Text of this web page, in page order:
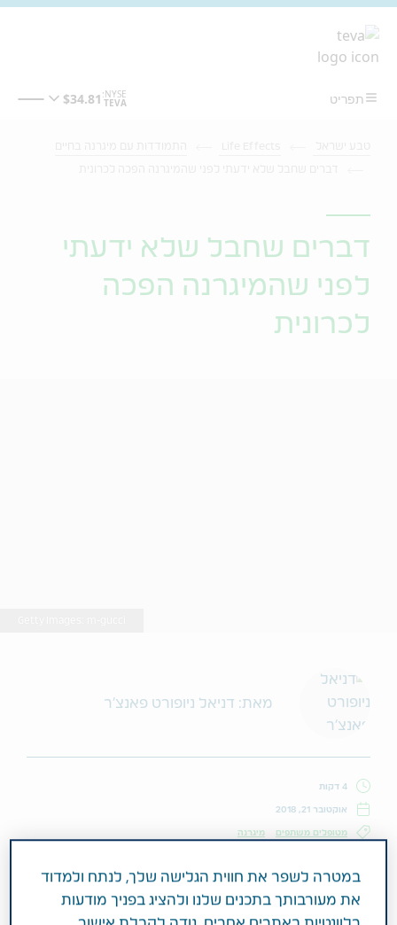
דברים שחבל שלא ידעתי
לפני שהמיגרנה הפכה
לכרונית
מאת: דניאל ניופורט פאנצ'ר
4 דקות
אוקטובר 21, 2018
מטופלים משתפים מיגרנה
"אני בסדר" היא המסכה שאנשים עם כאב
במטרה לשפר את חווית הגלישה שלך, לנתח ולמדוד
את מעורבותך בתכנים שלנו ולהציג בפניך מודעות